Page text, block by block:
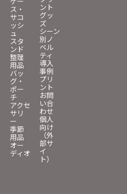
ス・
サコ
ッシ
ュ
スタ
ンド
整理
用品
バッ
グ・
ポー
チ
アクセ
サリ
ー
季節
用品
オー
ディオ
ント
グッ
ズ
シーン
別ノ
ベル
ティ
導入
事例
プリ
ント
お問
い合
わせ
個人
向け
（外
部サ
イ
ト）